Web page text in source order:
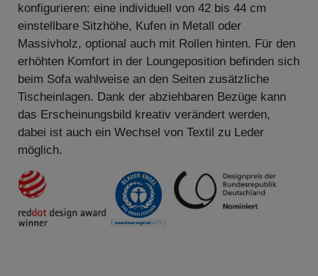
konfigurieren: eine individuell von 42 bis 44 cm
einstellbare Sitzhöhe, Kufen in Metall oder
Massivholz, optional auch mit Rollen hinten. Für den
erhöhten Komfort in der Loungeposition befinden sich
beim Sofa wahlweise an den Seiten zusätzliche
Tischeinlagen. Dank der abziehbaren Bezüge kann
das Erscheinungsbild kreativ verändert werden,
dabei ist auch ein Wechsel von Textil zu Leder
möglich.